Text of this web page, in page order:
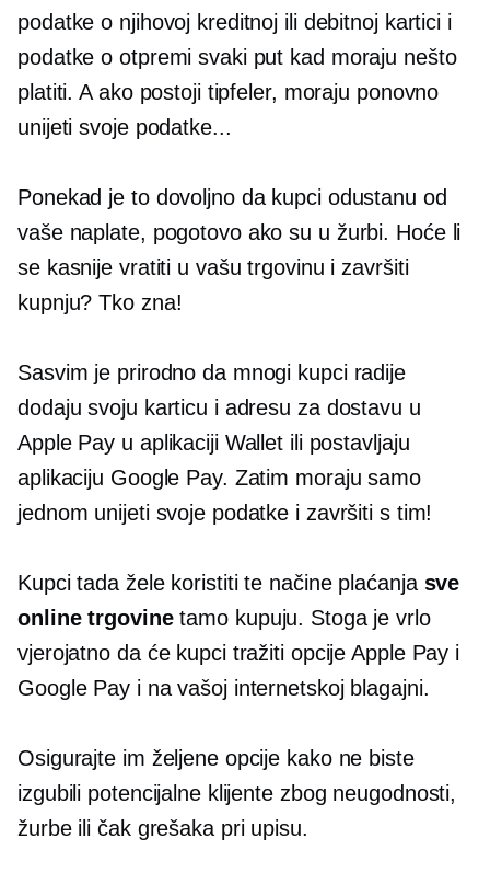
podatke o njihovoj kreditnoj ili debitnoj kartici i
podatke o otpremi svaki put kad moraju nešto
platiti. A ako postoji tipfeler, moraju ponovno
unijeti svoje podatke...
Ponekad je to dovoljno da kupci odustanu od
vaše naplate, pogotovo ako su u žurbi. Hoće li
se kasnije vratiti u vašu trgovinu i završiti
kupnju? Tko zna!
Sasvim je prirodno da mnogi kupci radije
dodaju svoju karticu i adresu za dostavu u
Apple Pay u aplikaciji Wallet ili postavljaju
aplikaciju Google Pay. Zatim moraju samo
jednom unijeti svoje podatke i završiti s tim!
Kupci tada žele koristiti te načine plaćanja sve
online trgovinetamo kupuju. Stoga je vrlo
vjerojatno da će kupci tražiti opcije Apple Pay i
Google Pay i na vašoj internetskoj blagajni.
Osigurajte im željene opcije kako ne biste
izgubili potencijalne klijente zbog neugodnosti,
žurbe ili čak grešaka pri upisu.